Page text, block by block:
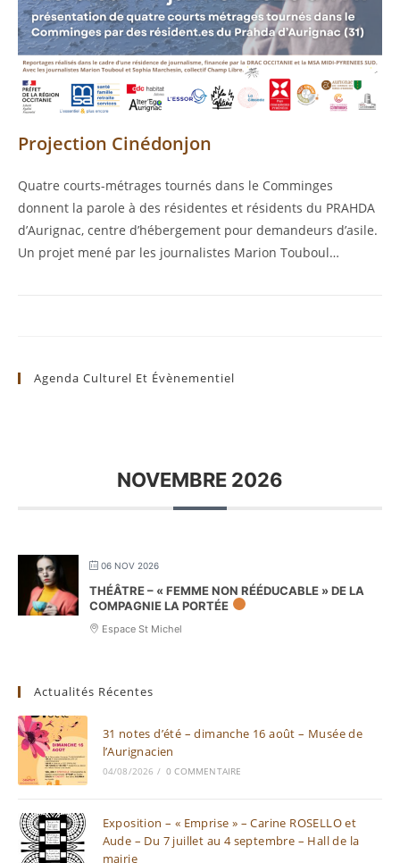
Projection Cinédonjon
Quatre courts-métrages tournés dans le Comminges
donnent la parole à des résidentes et résidents du PRAHDA
d’Aurignac, centre d’hébergement pour demandeurs d’asile.
Un projet mené par les journalistes Marion Touboul…
Agenda Culturel Et Évènementiel
NOVEMBRE 2026
06 NOV 2026
THÉÂTRE – « FEMME NON RÉÉDUCABLE » DE LA
COMPAGNIE LA PORTÉE
Espace St Michel
Actualités Récentes
31 notes d’été – dimanche 16 août – Musée de
l’Aurignacien
04/08/2026 / 0 COMMENTAIRE
Exposition – « Emprise » – Carine ROSELLO et
Aude – Du 7 juillet au 4 septembre – Hall de la
mairie